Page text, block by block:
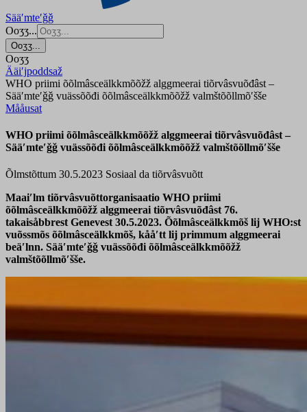
Sääʹmteʹǧǧ
Ooʒʒ...
Ooʒʒ...
Ooʒʒ
Ääiʹjpoddsaž
WHO priimi õõlmâsceälkkmõõžž alggmeerai tiõrvâsvuõđâst –
Sääʹmteʹǧǧ vuässõõđi õõlmâsceälkkmõõžž valmštõõllmõʹšše
Mååusat
WHO priimi õõlmâsceälkkmõõžž alggmeerai tiõrvâsvuõđâst –
Sääʹmteʹǧǧ vuässõõđi õõlmâsceälkkmõõžž valmštõõllmõʹšše
Õlmstõttum 30.5.2023 Sosiaal da tiõrvâsvuõtt
Maaiʹlm tiõrvâsvuõttorganisaatio WHO priimi
õõlmâsceälkkmõõžž alggmeerai tiõrvâsvuõđâst 76.
takaisåbbrest Genevest 30.5.2023. Õõlmâsceälkkmõš lij WHO:st
vuõssmõs õõlmâsceälkkmõš, kååʹtt lij primmum alggmeerai
beäʹlnn. Sääʹmteʹǧǧ vuässõõđi õõlmâsceälkkmõõžž
valmštõõllmõʹšše.